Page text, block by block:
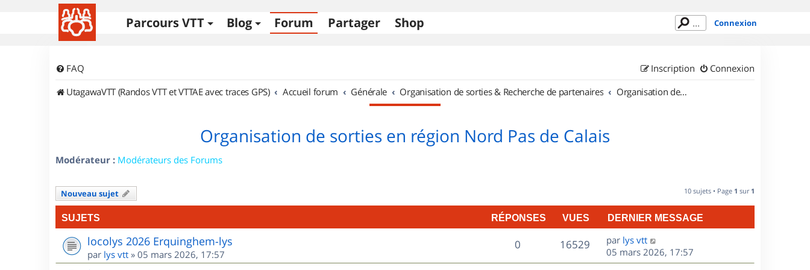
Parcours VTT Blog Forum Partager Shop Connexion
FAQ Connexion
Inscription
UtagawaVTT (Randos VTT et VTTAE avec traces GPS)
Accueil forum Générale Organisation de sorties & Recherche de partenaires Organisation de sorties en région Nord Pas de Calais
Organisation de sorties en région Nord Pas de Calais
Modérateur : Modérateurs des Forums
Nouveau sujet 10 sujets • Page 1 sur 1
SUJETS RÉPONSES VUES DERNIER MESSAGE
locolys 2026 Erquinghem-lys
par lys vtt » 05 mars 2026, 17:57
0R
é
16529V
u
D
e
r
par lys vtt
05 mars 2026, 17:57